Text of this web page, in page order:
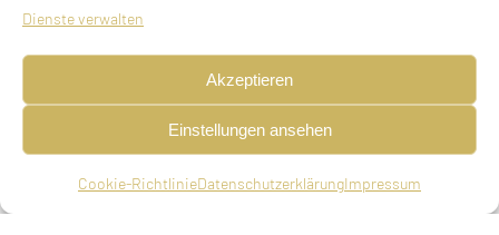
Dienste verwalten
Akzeptieren
Einstellungen ansehen
Cookie-RichtlinieDatenschutzerklärungImpressum
Palisades, New York
Ernst, geboren am 21.06.1895 in Chiesch,
ermordet am 25.11.1941 in Kaunas
Oskar, geboren am 28.09.1900 in München,
emigrierte 1939 nach New York, gestorben im Mai
1982 in New York